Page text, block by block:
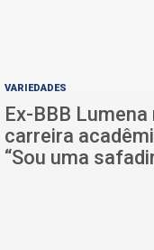
VARIEDADES
Ex-BBB
carreira
“Sou uma